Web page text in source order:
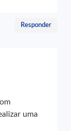
Responder
uma